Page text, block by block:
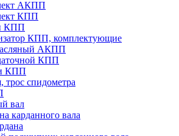
АКПП
КПП
КПП
КПП, комплектующие
АКПП
КПП
КПП
трос спидометра
вал
карданного вала